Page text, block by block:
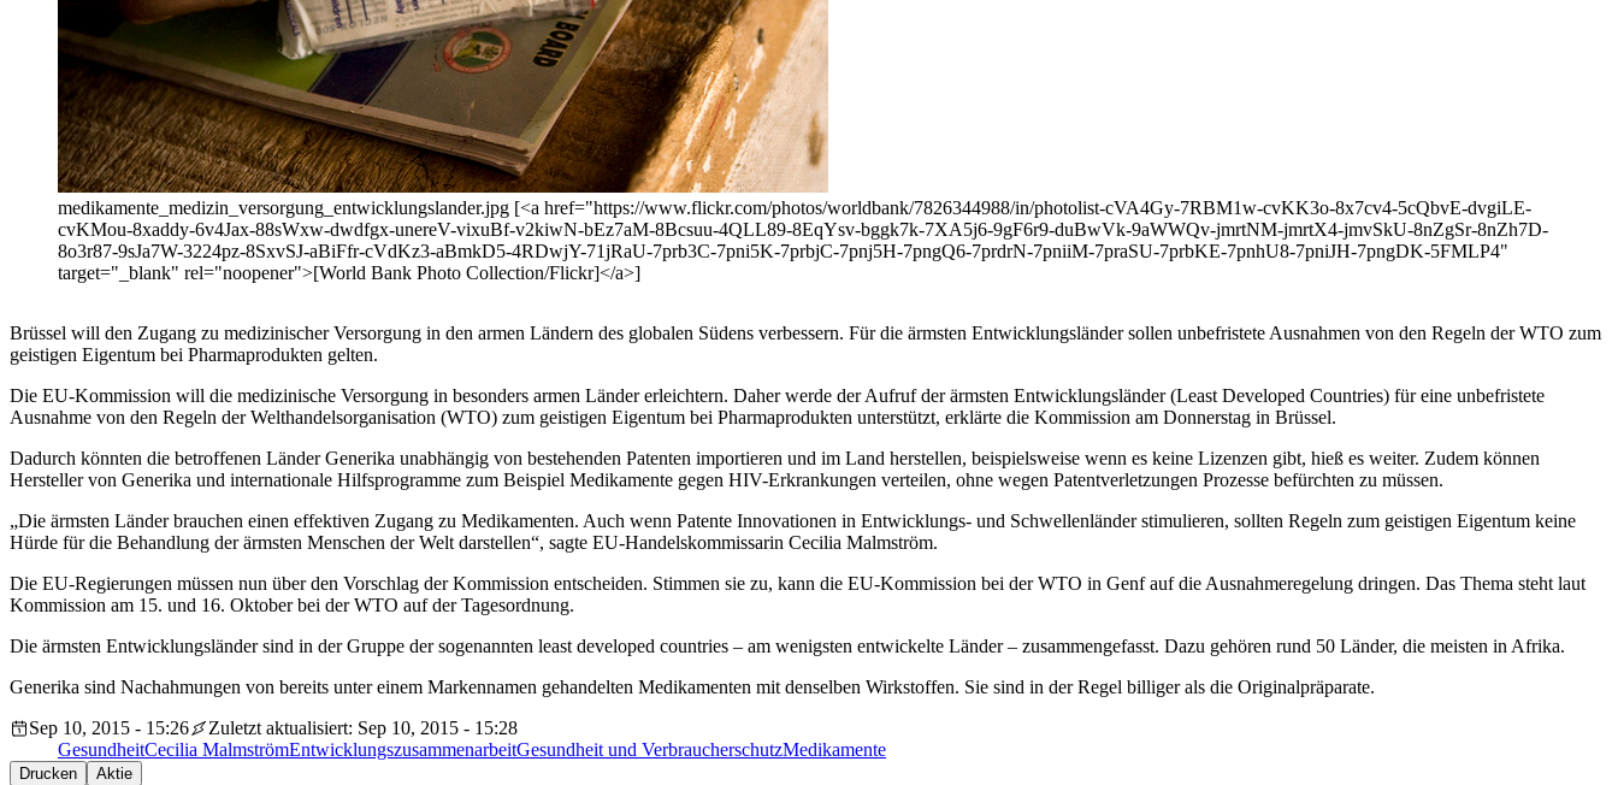
medikamente_medizin_versorgung_entwicklungslander.jpg [<a href="https://www.flickr.com/photos/worldbank/7826344988/in/photolist-cVA4Gy-7RBM1w-cvKK3o-8x7cv4-5cQbvE-dvgiLE-
cvKMou-8xaddy-6v4Jax-88sWxw-dwdfgx-unereV-vixuBf-v2kiwN-bEz7aM-8Bcsuu-4QLL89-8EqYsv-bggk7k-7XA5j6-9gF6r9-duBwVk-9aWWQv-jmrtNM-jmrtX4-jmvSkU-8nZgSr-8nZh7D-
8o3r87-9sJa7W-3224pz-8SxvSJ-aBiFfr-cVdKz3-aBmkD5-4RDwjY-71jRaU-7prb3C-7pni5K-7prbjC-7pnj5H-7pngQ6-7prdrN-7pniiM-7praSU-7prbKE-7pnhU8-7pniJH-7pngDK-5FMLP4"
target="_blank" rel="noopener">[World Bank Photo Collection/Flickr]</a>]
Brüssel will den Zugang zu medizinischer Versorgung in den armen Ländern des globalen Südens verbessern. Für die ärmsten Entwicklungsländer sollen unbefristete Ausnahmen von den Regeln der WTO zum
geistigen Eigentum bei Pharmaprodukten gelten.
Die EU-Kommission will die medizinische Versorgung in besonders armen Länder erleichtern. Daher werde der Aufruf der ärmsten Entwicklungsländer (Least Developed Countries) für eine unbefristete
Ausnahme von den Regeln der Welthandelsorganisation (WTO) zum geistigen Eigentum bei Pharmaprodukten unterstützt, erklärte die Kommission am Donnerstag in Brüssel.
Dadurch könnten die betroffenen Länder Generika unabhängig von bestehenden Patenten importieren und im Land herstellen, beispielsweise wenn es keine Lizenzen gibt, hieß es weiter. Zudem können
Hersteller von Generika und internationale Hilfsprogramme zum Beispiel Medikamente gegen HIV-Erkrankungen verteilen, ohne wegen Patentverletzungen Prozesse befürchten zu müssen.
„Die ärmsten Länder brauchen einen effektiven Zugang zu Medikamenten. Auch wenn Patente Innovationen in Entwicklungs- und Schwellenländer stimulieren, sollten Regeln zum geistigen Eigentum keine
Hürde für die Behandlung der ärmsten Menschen der Welt darstellen“, sagte EU-Handelskommissarin Cecilia Malmström.
Die EU-Regierungen müssen nun über den Vorschlag der Kommission entscheiden. Stimmen sie zu, kann die EU-Kommission bei der WTO in Genf auf die Ausnahmeregelung dringen. Das Thema steht laut
Kommission am 15. und 16. Oktober bei der WTO auf der Tagesordnung.
Die ärmsten Entwicklungsländer sind in der Gruppe der sogenannten least developed countries – am wenigsten entwickelte Länder – zusammengefasst. Dazu gehören rund 50 Länder, die meisten in Afrika.
Generika sind Nachahmungen von bereits unter einem Markennamen gehandelten Medikamenten mit denselben Wirkstoffen. Sie sind in der Regel billiger als die Originalpräparate.
Sep 10, 2015 - 15:26
Zuletzt aktualisiert: Sep 10, 2015 - 15:28
GesundheitCecilia MalmströmEntwicklungszusammenarbeitGesundheit und VerbraucherschutzMedikamente
Drucken Aktie